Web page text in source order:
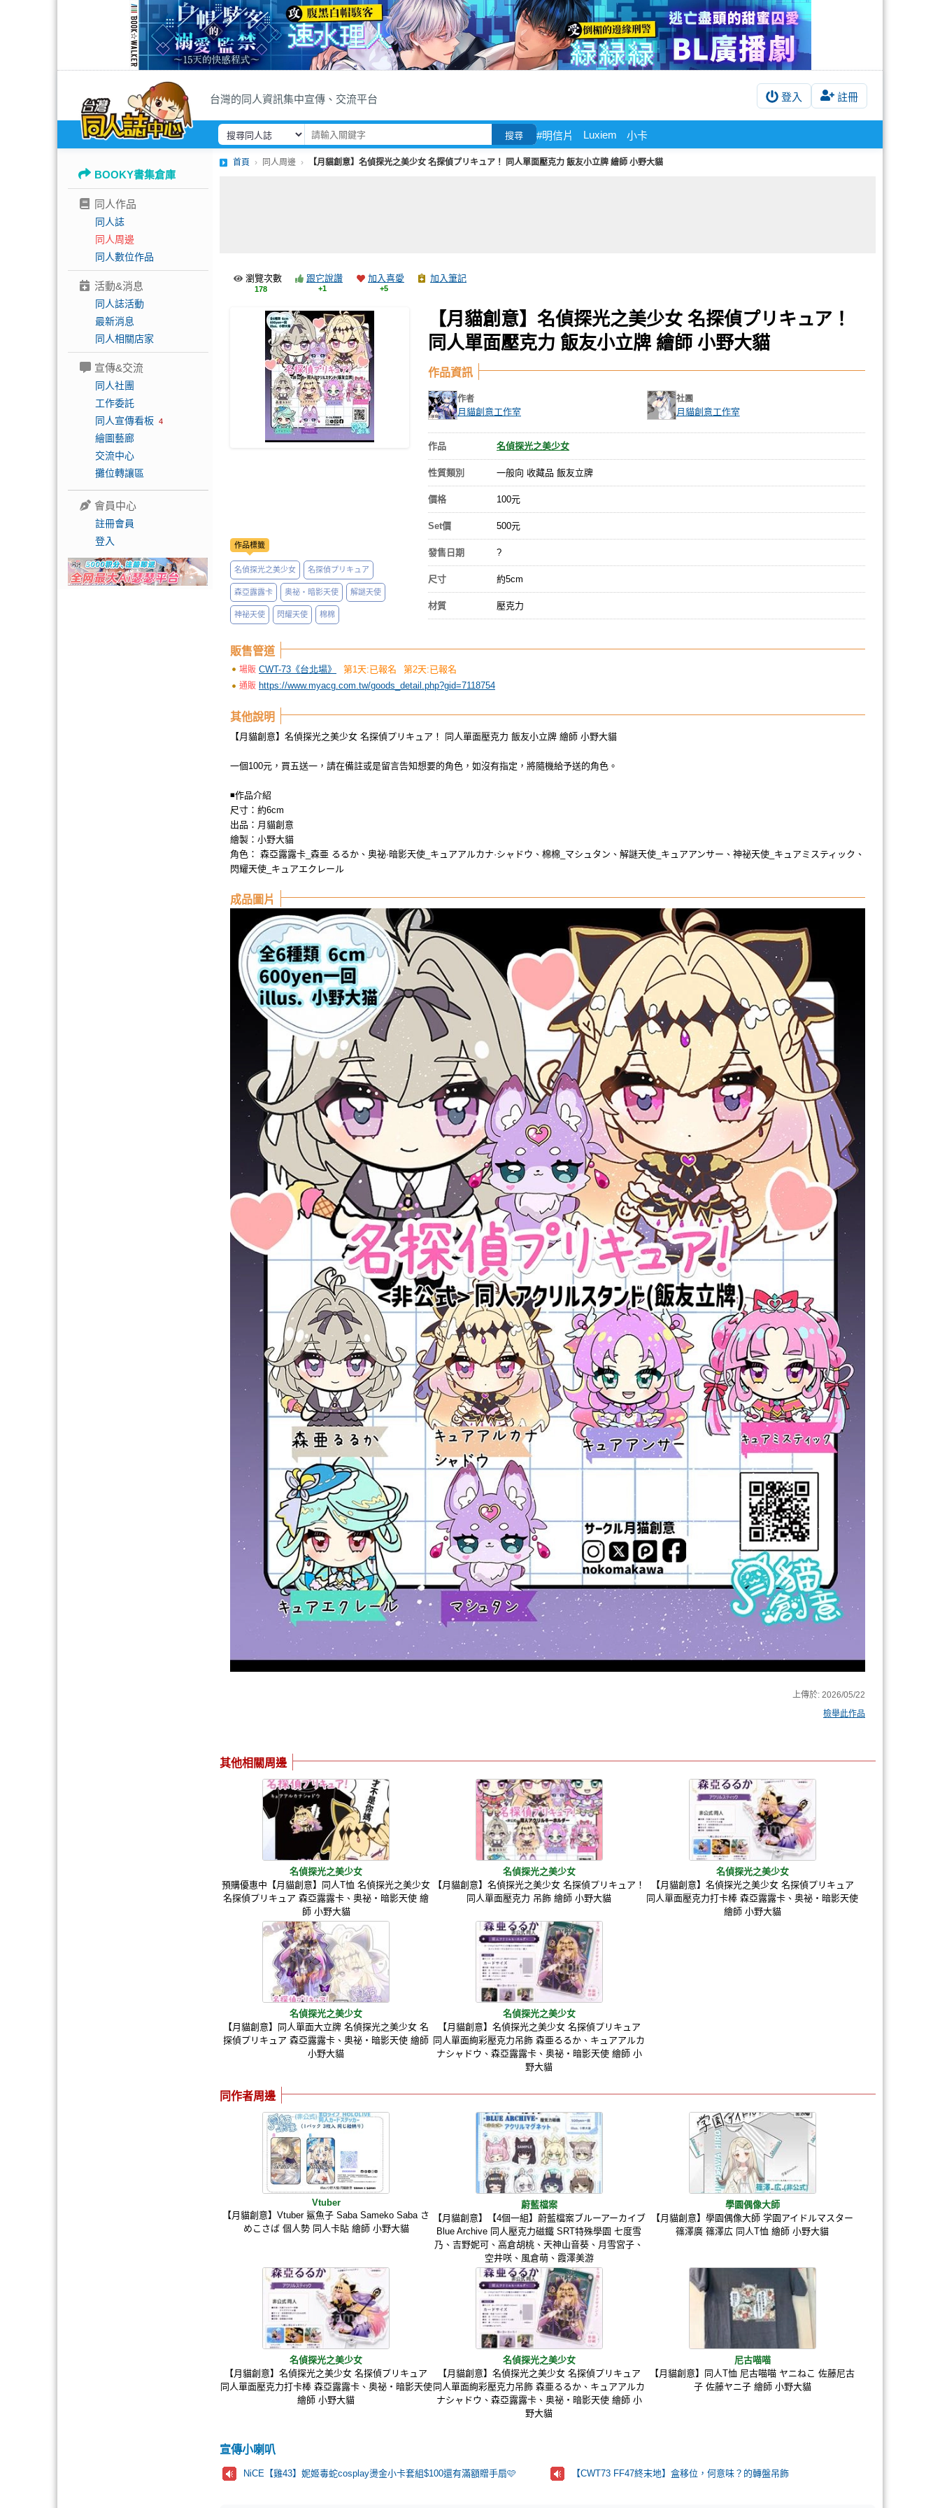
台灣的同人資訊集中宣傳、交流平台 登入 註冊
搜尋 #明信片 Luxiem 小卡
BOOKY書集倉庫
同人作品
同人誌
同人周邊
同人數位作品
活動&消息
同人誌活動
最新消息
同人相關店家
宣傳&交流
同人社團
工作委託
同人宣傳看板 4
繪圖藝廊
交流中心
攤位轉讓區
會員中心
註冊會員
登入
首頁 同人周邊 【月貓創意】名偵探光之美少女 名探偵プリキュア！ 同人單面壓克力 飯友小立牌 繪師 小野大貓
瀏覽次數
178
跟它說讚
+1
加入喜愛
+5
加入筆記
【月貓創意】名偵探光之美少女 名探偵プリキュア！
同人單面壓克力 飯友小立牌 繪師 小野大貓
作品標籤
名偵探光之美少女 名探偵プリキュア
森亞露露卡 奥祕・暗影天使 解謎天使
神祕天使 閃耀天使 棉棉
作品資訊
作者
月貓創意工作室
社團
月貓創意工作室
作品 名偵探光之美少女
性質類別 一般向 收藏品 飯友立牌
價格 100元
Set價 500元
發售日期 ?
尺寸 約5cm
材質 壓克力
販售管道
場販 CWT-73《台北場》 第1天:已報名 第2天:已報名
通販 https://www.myacg.com.tw/goods_detail.php?gid=7118754
其他說明
【月貓創意】名偵探光之美少女 名探偵プリキュア！ 同人單面壓克力 飯友小立牌 繪師 小野大貓
一個100元，買五送一，請在備註或是留言告知想要的角色，如沒有指定，將隨機給予送的角色。
◾作品介紹
尺寸：約6cm
出品：月貓創意
繪製：小野大貓
角色： 森亞露露卡_森亜 るるか、奥祕·暗影天使_キュアアルカナ·シャドウ、棉棉_マシュタン、解謎天使_キュアアンサー、神祕天使_キュアミスティック、
閃耀天使_キュアエクレール
成品圖片
上傳於: 2026/05/22
檢舉此作品
其他相關周邊
名偵探光之美少女
預購優惠中【月貓創意】同人T恤 名偵探光之美少女
名探偵プリキュア 森亞露露卡、奥祕・暗影天使 繪
師 小野大貓
名偵探光之美少女
【月貓創意】名偵探光之美少女 名探偵プリキュア！
同人單面壓克力 吊飾 繪師 小野大貓
名偵探光之美少女
【月貓創意】名偵探光之美少女 名探偵プリキュア
同人單面壓克力打卡棒 森亞露露卡、奥祕・暗影天使
繪師 小野大貓
名偵探光之美少女
【月貓創意】同人單面大立牌 名偵探光之美少女 名
探偵プリキュア 森亞露露卡、奥祕・暗影天使 繪師
小野大貓
名偵探光之美少女
【月貓創意】名偵探光之美少女 名探偵プリキュア
同人單面絢彩壓克力吊飾 森亜るるか、キュアアルカ
ナシャドウ、森亞露露卡、奥祕・暗影天使 繪師 小
野大貓
同作者周邊
Vtuber
【月貓創意】Vtuber 鯊魚子 Saba Sameko Saba さ
めこさば 個人勢 同人卡貼 繪師 小野大貓
蔚藍檔案
【月貓創意】【4個一組】蔚藍檔案ブルーアーカイブ
Blue Archive 同人壓克力磁鐵 SRT特殊學園 七度雪
乃、吉野妮可、高倉胡桃、天神山音葵、月雪宮子、
空井咲、風倉萌、霞澤美游
學園偶像大師
【月貓創意】學園偶像大師 学園アイドルマスター
篠澤廣 篠澤広 同人T恤 繪師 小野大貓
名偵探光之美少女
【月貓創意】名偵探光之美少女 名探偵プリキュア
同人單面壓克力打卡棒 森亞露露卡、奥祕・暗影天使
繪師 小野大貓
名偵探光之美少女
【月貓創意】名偵探光之美少女 名探偵プリキュア
同人單面絢彩壓克力吊飾 森亜るるか、キュアアルカ
ナシャドウ、森亞露露卡、奥祕・暗影天使 繪師 小
野大貓
尼古喵喵
【月貓創意】同人T恤 尼古喵喵 ヤニねこ 佐藤尼古
子 佐藤ヤニ子 繪師 小野大貓
宣傳小喇叭
NiCE【雞43】妮姬毒蛇cosplay燙金小卡套組$100還有滿額贈手扇🩷 【CWT73 FF47終末地】盒移位，何意味？的轉盤吊飾